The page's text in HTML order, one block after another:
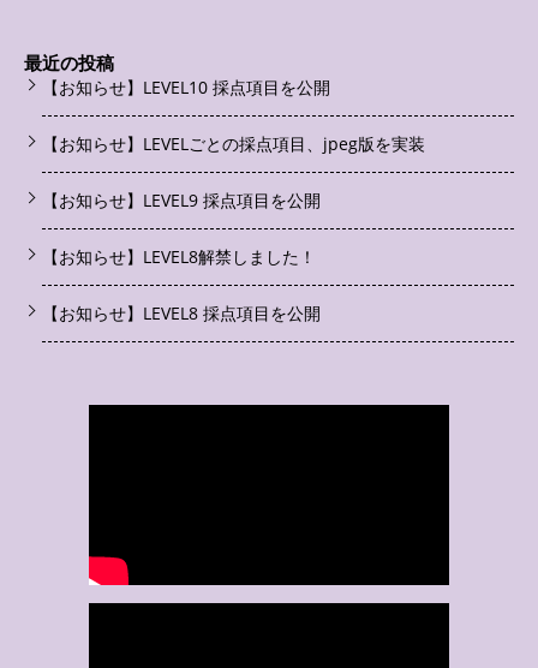
最近の投稿
【お知らせ】LEVEL10 採点項目を公開
【お知らせ】LEVELごとの採点項目、jpeg版を実装
【お知らせ】LEVEL9 採点項目を公開
【お知らせ】LEVEL8解禁しました！
【お知らせ】LEVEL8 採点項目を公開